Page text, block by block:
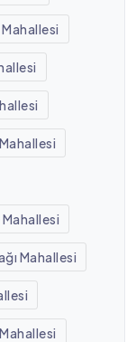
Mahallesi